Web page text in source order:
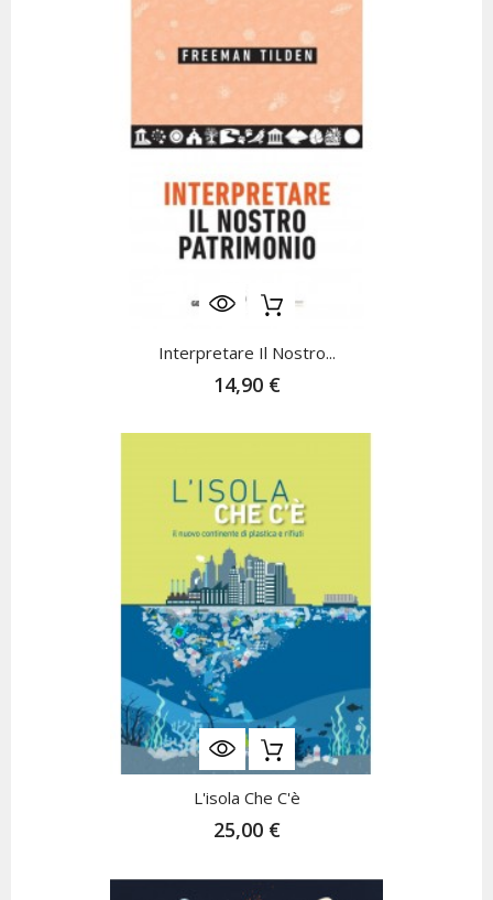
Interpretare Il Nostro...
14,90 €
L'isola Che C'è
25,00 €